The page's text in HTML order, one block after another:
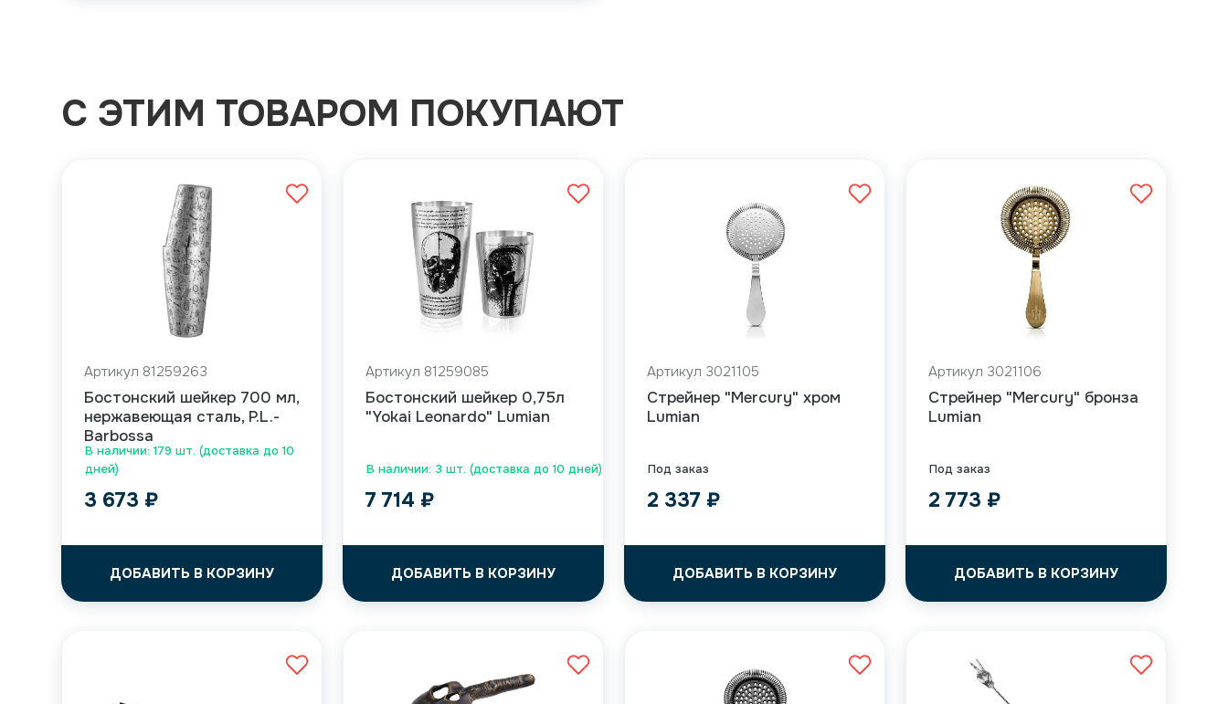
С ЭТИМ ТОВАРОМ ПОКУПАЮТ
В наличии: 179 шт. (доставка до 10
дней)
Артикул 81259263
Бостонский шейкер 700 мл,
нержавеющая сталь, P.L.-
Barbossa
3 673 ₽
ДОБАВИТЬ В КОРЗИНУ
В наличии: 3 шт. (доставка до 10 дней)
Артикул 81259085
Бостонский шейкер 0,75л
"Yokai Leonardo" Lumian
7 714 ₽
ДОБАВИТЬ В КОРЗИНУ
Под заказ
Артикул 3021105
Cтрейнер "Mercury" хром
Lumian
2 337 ₽
ДОБАВИТЬ В КОРЗИНУ
Под заказ
Артикул 3021106
Cтрейнер "Mercury" бронза
Lumian
2 773 ₽
ДОБАВИТЬ В КОРЗИНУ